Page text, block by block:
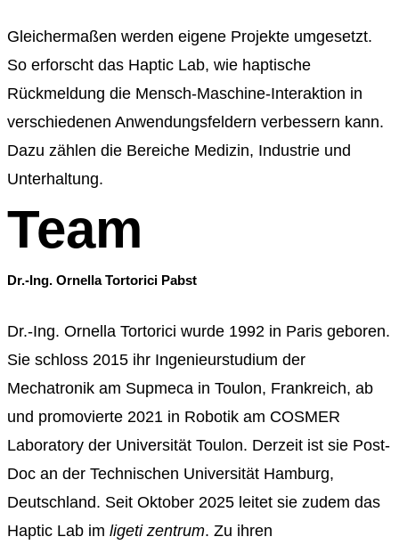
Gleichermaßen werden eigene Projekte umgesetzt.
So erforscht das Haptic Lab, wie haptische
Rückmeldung die Mensch-Maschine-Interaktion in
verschiedenen Anwendungsfeldern verbessern kann.
Dazu zählen die Bereiche Medizin, Industrie und
Unterhaltung.
Team
Dr.-Ing. Ornella Tortorici Pabst
Dr.-Ing. Ornella Tortorici wurde 1992 in Paris geboren.
Sie schloss 2015 ihr Ingenieurstudium der
Mechatronik am Supmeca in Toulon, Frankreich, ab
und promovierte 2021 in Robotik am COSMER
Laboratory der Universität Toulon. Derzeit ist sie Post-
Doc an der Technischen Universität Hamburg,
Deutschland. Seit Oktober 2025 leitet sie zudem das
Haptic Lab im ligeti zentrum. Zu ihren